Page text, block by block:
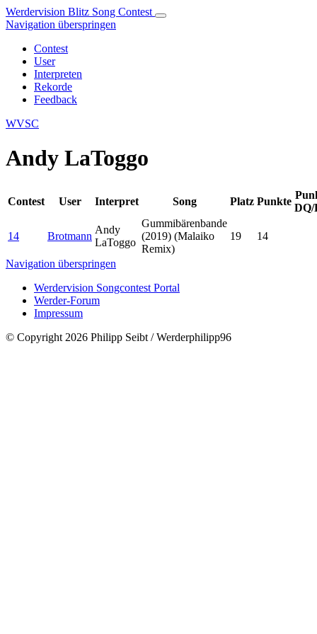
Werdervision Blitz Song Contest
Navigation überspringen
Contest
User
Interpreten
Rekorde
Feedback
WVSC
Andy LaToggo
Contest User Interpret Song Platz Punkte
DQ/
14 Brotmann
Andy
LaToggo
Gummibärenbande
(2019) (Malaiko
Remix)
19 14
Navigation überspringen
Werdervision Songcontest Portal
Werder-Forum
Impressum
© Copyright 2026 Philipp Seibt / Werderphilipp96